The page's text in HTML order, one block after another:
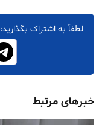
لطفاً به اشتراک بگذارید:
خبرهای مرتبط